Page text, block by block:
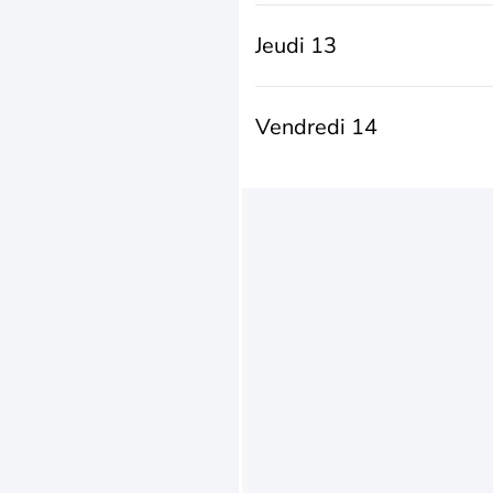
Jeudi 13
Vendredi 14